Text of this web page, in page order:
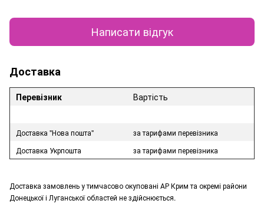
Написати відгук
Доставка
Перевізник Вартість
Доставка "Нова пошта"
за тарифами перевізника
Доставка Укрпошта
за тарифами перевізника
Доставка замовлень у тимчасово окуповані АР Крим та окремі райони
Донецької і Луганської областей не здійснюється.